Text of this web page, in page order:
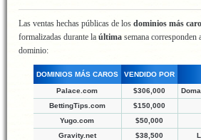
Las ventas hechas públicas de los dominios más
formalizadas durante la última semana corresponden
dominio:
DOMINIOS MÁS CAROS VENDIDO POR
Palace.com $306,000
BettingTips.com
$150,000
Yugo.com
$50,000
Gravity.net
$38,500